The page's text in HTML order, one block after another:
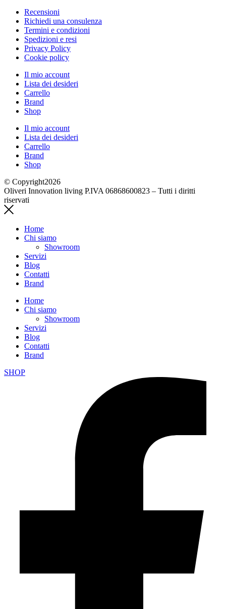
Recensioni
Richiedi una consulenza
Termini e condizioni
Spedizioni e resi
Privacy Policy
Cookie policy
Il mio account
Lista dei desideri
Carrello
Brand
Shop
Il mio account
Lista dei desideri
Carrello
Brand
Shop
© Copyright2026
Oliveri Innovation living P.IVA 06868600823 – Tutti i diritti
riservati
Home
Chi siamo
Showroom
Servizi
Blog
Contatti
Brand
Home
Chi siamo
Showroom
Servizi
Blog
Contatti
Brand
SHOP